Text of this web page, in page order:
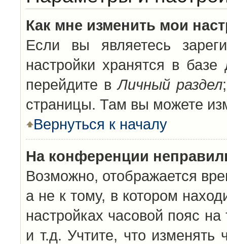
Как мне изменить мои
Если вы являетесь
настройки хранятся в
перейдите вЛичный раздел
страницы. Там вы можете
Вернуться к началу
На конференции
Возможно, отображается
а не к тому, в котором
настройках часовой пояс
и т.д. Учтите, что изменять